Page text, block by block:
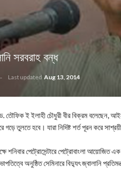
সরবরাহ বন্ধ
Last updated Aug 13, 2014
ড. তৌফিক ই ইলাহী চৌধুরী বীর বিক্রম বলেছেন,
গড়ে তুলতে হবে। যারা নিদিষ্ট শর্ত পূরন করে
শনিবার পেট্রোসেন্টারে পেট্রোবাংলা আয়োজিত
অনুষ্ঠিত সেমিনারে বিদ্যুৎ জ্বালানি